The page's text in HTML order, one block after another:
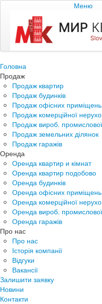
Меню
Головна
Продаж
Продаж квартир
Продаж будинків
Продаж офісних приміщень
Продаж комерційної
Продаж вироб.
Продаж земельних ділянок
Продаж гаражів
Оренда
Оренда квартир и кімнат
Оренда квартир подобово
Оренда будинків
Оренда офісних приміщень
Оренда комерційної
Оренда вироб.
Оренда гаражів
Про нас
Про нас
Історія компанії
Відгуки
Вакансії
Залишити заявку
Новини
Контакти